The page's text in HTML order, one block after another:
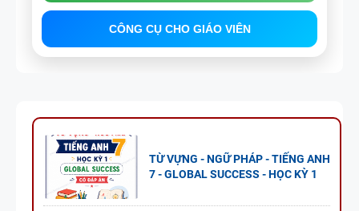
CÔNG CỤ CHO GIÁO VIÊN
TỪ VỰNG - NGỮ PHÁP - TIẾNG ANH
7 - GLOBAL SUCCESS - HỌC KỲ 1